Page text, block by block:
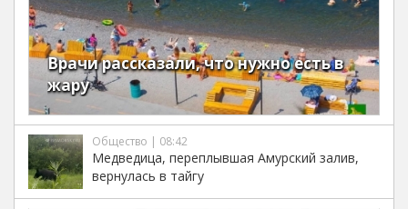
Врачи рассказали, что нужно есть в
жару
Общество | 08:42
Медведица, переплывшая Амурский залив,
вернулась в тайгу